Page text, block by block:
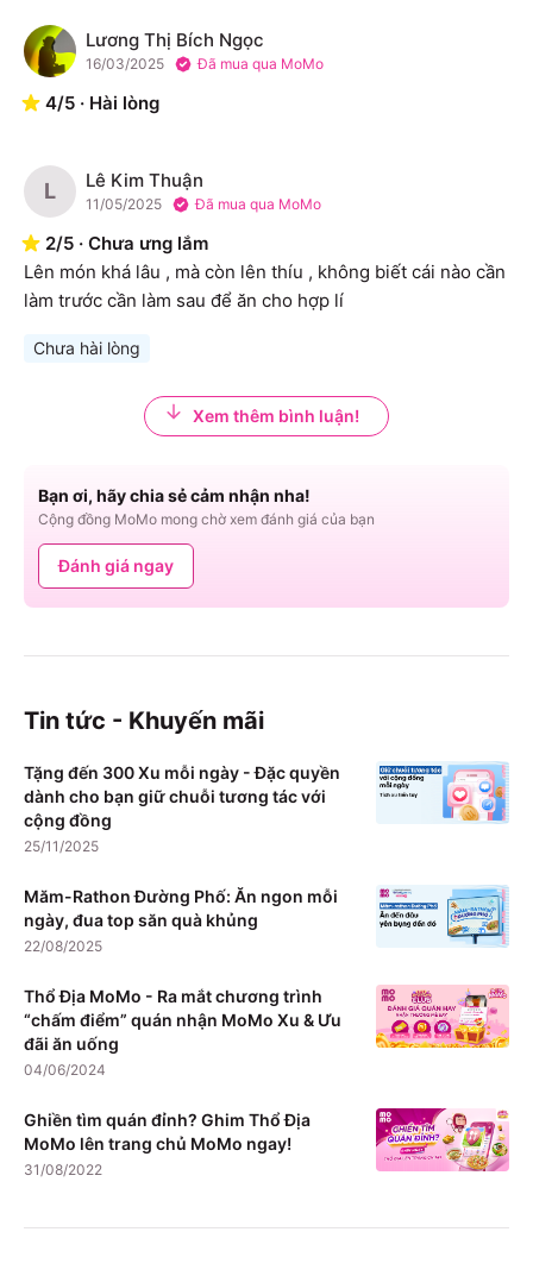
L Lương Thị Bích Ngọc
16/03/2025 Đã mua qua MoMo
4/5 · Hài lòng
L Lê Kim Thuận
11/05/2025 Đã mua qua MoMo
2/5 · Chưa ưng lắm
Lên món khá lâu , mà còn lên thíu , không biết cái nào cần
làm trước cần làm sau để ăn cho hợp lí
Chưa hài lòng
Xem thêm bình luận!
Bạn ơi, hãy chia sẻ cảm nhận nha!
Cộng đồng MoMo mong chờ xem đánh giá của bạn
Đánh giá ngay
Tin tức - Khuyến mãi
Tặng đến 300 Xu mỗi ngày - Đặc quyền
dành cho bạn giữ chuỗi tương tác với
cộng đồng
25/11/2025
Măm-Rathon Đường Phố: Ăn ngon mỗi
ngày, đua top săn quà khủng
22/08/2025
Thổ Địa MoMo - Ra mắt chương trình
“chấm điểm” quán nhận MoMo Xu & Ưu
đãi ăn uống
04/06/2024
Ghiền tìm quán đỉnh? Ghim Thổ Địa
MoMo lên trang chủ MoMo ngay!
31/08/2022